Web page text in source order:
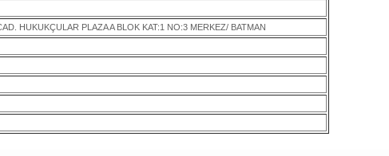
HUKUKÇULAR PLAZA A BLOK KAT:1 NO:3 MERKEZ/ BATMAN